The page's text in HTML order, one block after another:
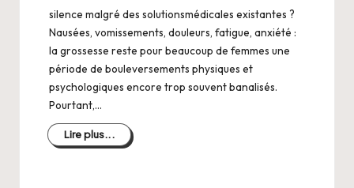
silence malgré des solutionsmédicales existantes ?
Nausées, vomissements, douleurs, fatigue, anxiété :
la grossesse reste pour beaucoup de femmes une
période de bouleversements physiques et
psychologiques encore trop souvent banalisés.
Pourtant,…
Lire plus...